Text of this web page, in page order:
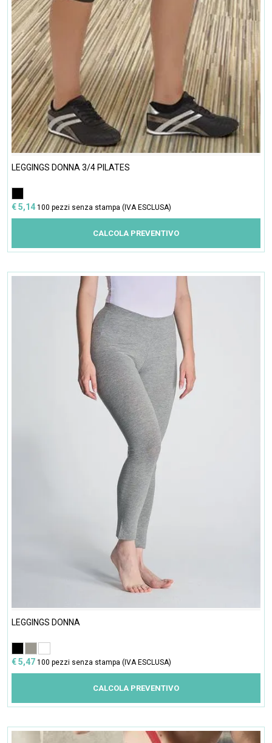
LEGGINGS DONNA 3/4 PILATES
€ 5,14 100 pezzi senza stampa (IVA ESCLUSA)
CALCOLA PREVENTIVO
LEGGINGS DONNA
€ 5,47 100 pezzi senza stampa (IVA ESCLUSA)
CALCOLA PREVENTIVO